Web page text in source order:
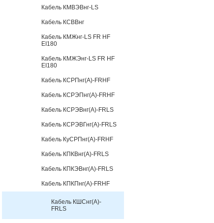
Кабель КМВЭВнг-LS
Кабель КСВВнг
Кабель КМЖнг-LS FR HF
EI180
Кабель КМЖЭнг-LS FR HF
EI180
Кабель КСРПнг(А)-FRHF
Кабель КСРЭПнг(А)-FRHF
Кабель КСРЭВнг(А)-FRLS
Кабель КСРЭВГнг(А)-FRLS
Кабель КуСРПнг(А)-FRHF
Кабель КПКВнг(А)-FRLS
Кабель КПКЭВнг(А)-FRLS
Кабель КПКПнг(А)-FRHF
Кабель КШСнг(А)-
FRLS